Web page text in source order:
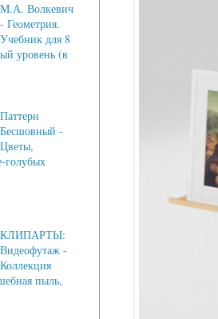
М.А. Волкевич
- Геометрия.
Учебник для 8
уровень (в
Паттерн
Бесшовный -
Цветы,
голубых
КЛИПАРТЫ:
Видеофутаж -
Коллекция
пыль,